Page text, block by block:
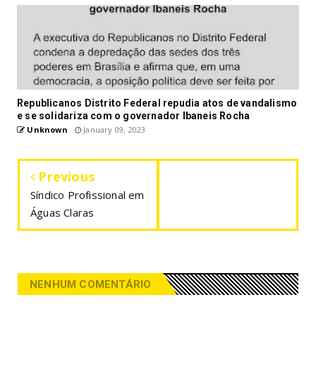
Republicanos Distrito Federal repudia atos de vandalismo
e se solidariza com o governador Ibaneis Rocha
Unknown January 09, 2023
Previous
Síndico Profissional em
Águas Claras
NENHUM COMENTÁRIO